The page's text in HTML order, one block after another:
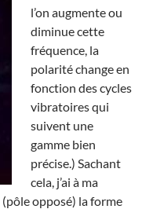
l’on augmente ou
diminue cette
fréquence, la
polarité change en
fonction des cycles
vibratoires qui
suivent une
gamme bien
précise.) Sachant
cela, j’ai à ma
(pôle opposé) la forme